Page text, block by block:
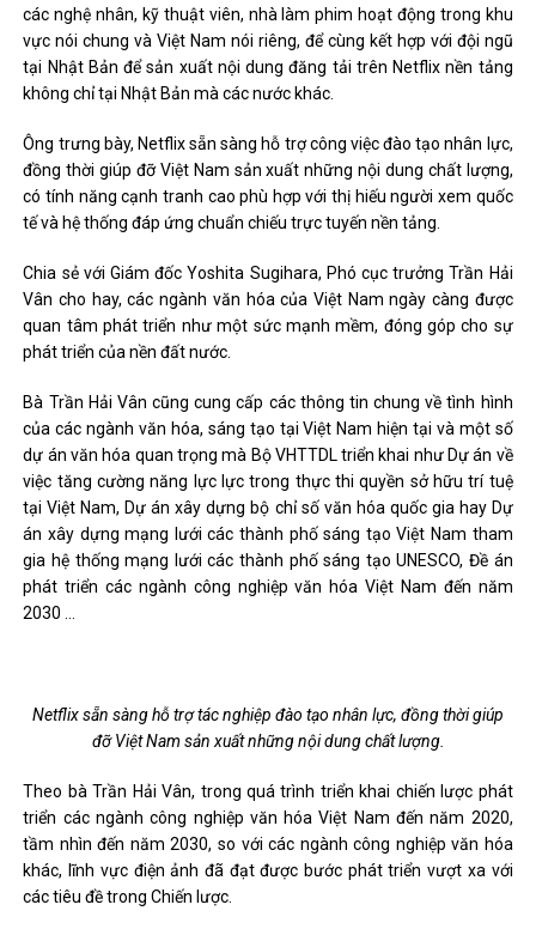
các nghệ nhân, kỹ thuật viên, nhà làm phim hoạt động trong khu
vực nói chung và Việt Nam nói riêng, để cùng kết hợp với đội ngũ
tại Nhật Bản để sản xuất nội dung đăng tải trên Netflix nền tảng
không chỉ tại Nhật Bản mà các nước khác.
Ông trưng bày, Netflix sẵn sàng hỗ trợ công việc đào tạo nhân lực,
đồng thời giúp đỡ Việt Nam sản xuất những nội dung chất lượng,
có tính năng cạnh tranh cao phù hợp với thị hiếu người xem quốc
tế và hệ thống đáp ứng chuẩn chiếu trực tuyến nền tảng.
Chia sẻ với Giám đốc Yoshita Sugihara, Phó cục trưởng Trần Hải
Vân cho hay, các ngành văn hóa của Việt Nam ngày càng được
quan tâm phát triển như một sức mạnh mềm, đóng góp cho sự
phát triển của nền đất nước.
Bà Trần Hải Vân cũng cung cấp các thông tin chung về tình hình
của các ngành văn hóa, sáng tạo tại Việt Nam hiện tại và một số
dự án văn hóa quan trọng mà Bộ VHTTDL triển khai như Dự án về
việc tăng cường năng lực lực trong thực thi quyền sở hữu trí tuệ
tại Việt Nam, Dự án xây dựng bộ chỉ số văn hóa quốc gia hay Dự
án xây dựng mạng lưới các thành phố sáng tạo Việt Nam tham
gia hệ thống mạng lưới các thành phố sáng tạo UNESCO, Đề án
phát triển các ngành công nghiệp văn hóa Việt Nam đến năm
2030 …
Netflix sẵn sàng hỗ trợ tác nghiệp đào tạo nhân lực, đồng thời giúp
đỡ Việt Nam sản xuất những nội dung chất lượng.
Theo bà Trần Hải Vân, trong quá trình triển khai chiến lược phát
triển các ngành công nghiệp văn hóa Việt Nam đến năm 2020,
tầm nhìn đến năm 2030, so với các ngành công nghiệp văn hóa
khác, lĩnh vực điện ảnh đã đạt được bước phát triển vượt xa với
các tiêu đề trong Chiến lược.